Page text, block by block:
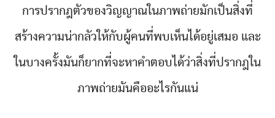
การปรากฎตัวของวิญญาณในภาพถ่ายมักเป็นสิ่งที่
สร้างความน่ากลัวให้กับผู้คนที่พบเห็นได้อยู่เสมอ และ
ในบางครั้งมันก็ยากที่จะหาคำตอบได้ว่าสิ่งที่ปรากฎใน
ภาพถ่ายมันคืออะไรกันแน่